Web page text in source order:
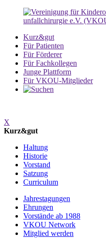
Kurz&gut
Für Patienten
Für Förderer
Für Fachkollegen
Junge Plattform
Für VKOU-Mitglieder
X
Kurz&gut
Haltung
Historie
Vorstand
Satzung
Curriculum
Jahrestagungen
Ehrungen
Vorstände ab 1988
VKOU Network
Mitglied werden